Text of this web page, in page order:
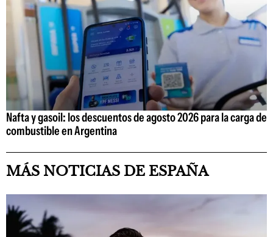
Nafta y gasoil: los descuentos de agosto 2026 para la carga de
combustible en Argentina
MÁS NOTICIAS DE ESPAÑA